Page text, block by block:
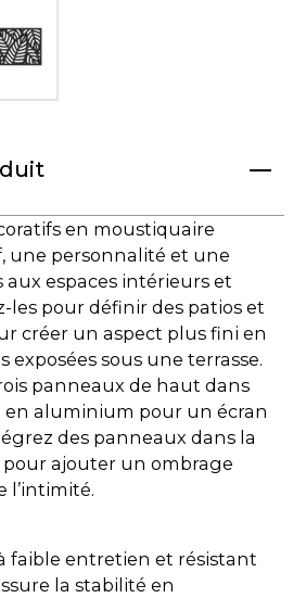
en moustiquaire
une personnalité et une
espaces intérieurs et
les pour définir des patios et
créer un aspect plus fini en
exposées sous une terrasse.
panneaux de haut dans
en aluminium pour un écran
des panneaux dans la
pour ajouter un ombrage
l’intimité.
faible entretien et résistant
la stabilité en